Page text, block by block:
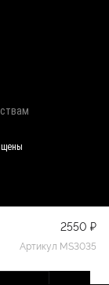
2550 ₽
Артикул MS3035